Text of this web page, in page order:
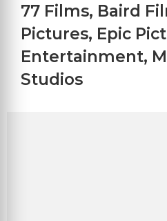
77 Films, Baird
Pictures, Epic
Entertainment,
Studios